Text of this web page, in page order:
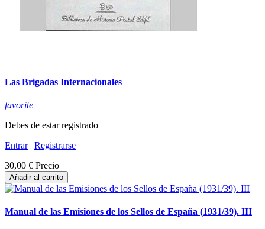
Las Brigadas Internacionales
favorite
Debes de estar registrado
Entrar| Registrarse
30,00 € Precio
Añadir al carrito
Manual de las Emisiones de los Sellos de España (1931/39). III